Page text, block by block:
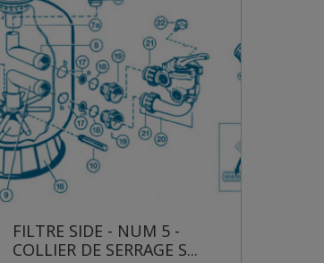
FILTRE SIDE - NUM 5 -
COLLIER DE SERRAGE S...